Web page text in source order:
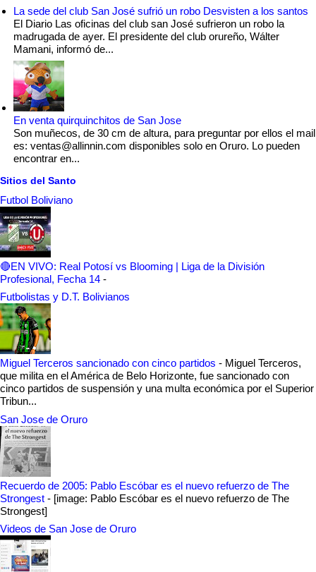
La sede del club San José sufrió un robo Desvisten a los santos
El Diario Las oficinas del club san José sufrieron un robo la
madrugada de ayer. El presidente del club orureño, Wálter
Mamani, informó de...
En venta quirquinchitos de San Jose
Son muñecos, de 30 cm de altura, para preguntar por ellos el mail
es: ventas@allinnin.com disponibles solo en Oruro. Lo pueden
encontrar en...
Sitios del Santo
Futbol Boliviano
🔴EN VIVO: Real Potosí vs Blooming | Liga de la División
Profesional, Fecha 14 -
Futbolistas y D.T. Bolivianos
Miguel Terceros sancionado con cinco partidos - Miguel Terceros,
que milita en el América de Belo Horizonte, fue sancionado con
cinco partidos de suspensión y una multa económica por el Superior
Tribun...
San Jose de Oruro
Recuerdo de 2005: Pablo Escóbar es el nuevo refuerzo de The
Strongest - [image: Pablo Escóbar es el nuevo refuerzo de The
Strongest]
Videos de San Jose de Oruro